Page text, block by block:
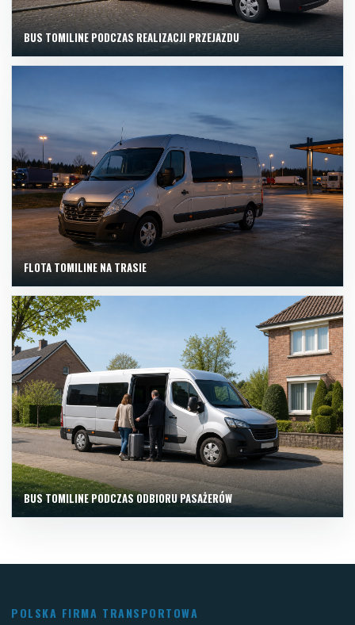
BUS TOMILINE PODCZAS REALIZACJI PRZEJAZDU
FLOTA TOMILINE NA TRASIE
BUS TOMILINE PODCZAS ODBIORU PASAŻERÓW
POLSKA FIRMA TRANSPORTOWA